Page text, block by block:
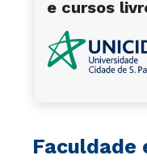
Faculdade
e cursos